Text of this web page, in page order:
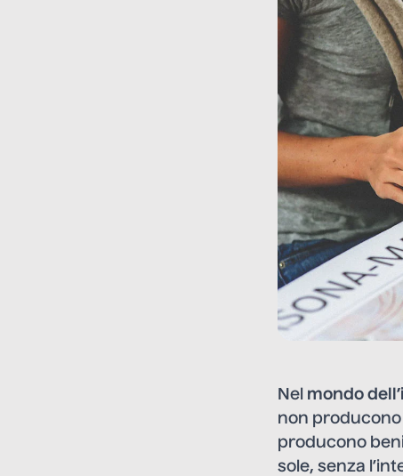
Nel mondo
non producono
producono
sole, senza